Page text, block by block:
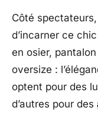
Côté
d’incarner ce
en osier,
oversize :
optent pour des
d’autres pour des